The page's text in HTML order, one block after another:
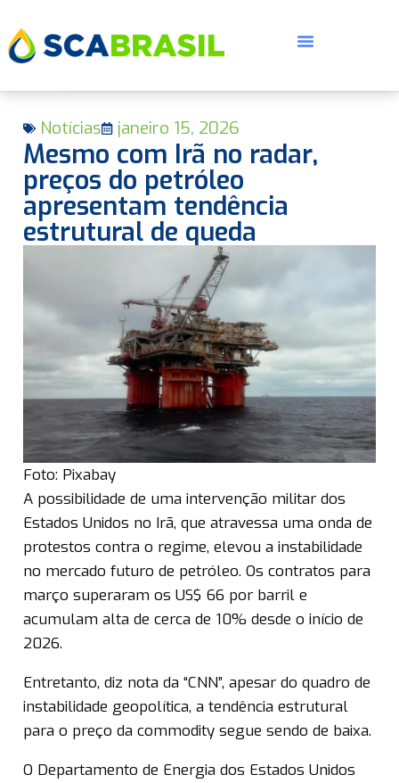
Notícias janeiro 15, 2026
Mesmo com Irã no radar,
preços do petróleo
apresentam tendência
estrutural de queda
Foto: Pixabay
A possibilidade de uma intervenção militar dos
Estados Unidos no Irã, que atravessa uma onda de
protestos contra o regime, elevou a instabilidade
no mercado futuro de petróleo. Os contratos para
março superaram os US$ 66 por barril e
acumulam alta de cerca de 10% desde o início de
2026.
Entretanto, diz nota da “CNN”, apesar do quadro de
instabilidade geopolítica, a tendência estrutural
para o preço da commodity segue sendo de baixa.
O Departamento de Energia dos Estados Unidos